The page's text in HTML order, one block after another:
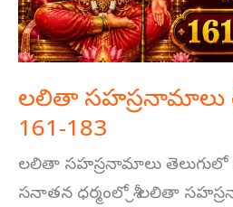
లలితా సహస్రనామాలు
161-183
లలితా సహస్రనామాలు తెలుగులో
సనాతన ధర్మంలో శ్రీ లలితా
183